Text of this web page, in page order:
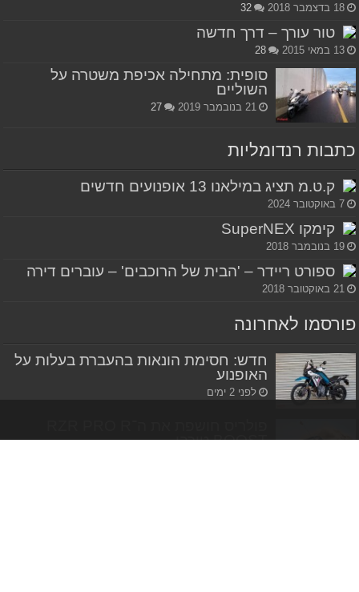
18 בדצמבר 2018 32
טור עורך – דרך חדשה
13 במאי 2015 28
סופית: מתחילה אכיפת משטרה על
השוליים
21 בנובמבר 2019 27
כתבות רנדומליות
ק.ט.מ תציג במילאנו 13 אופנועים חדשים
7 באוקטובר 2024
קימקו SuperNEX
19 בנובמבר 2018
ספורט ריידר – 'הבית של הרוכבים' – עוברים דירה
21 באוקטובר 2018
פורסמו לאחרונה
חדש: חסימת הונאות בהעברת בעלות על
האופנוע
לפני 2 ימים
BOOST טורבו